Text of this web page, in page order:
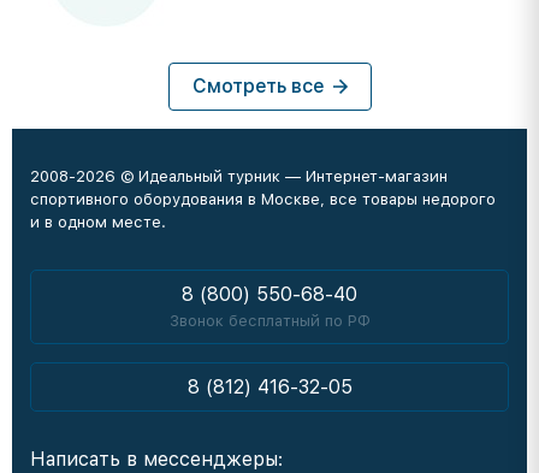
Смотреть все
2008-2026 © Идеальный турник — Интернет-магазин
спортивного оборудования в Москве, все товары недорого
и в одном месте.
8 (800) 550-68-40
Звонок бесплатный по РФ
8 (812) 416-32-05
Написать в мессенджеры: